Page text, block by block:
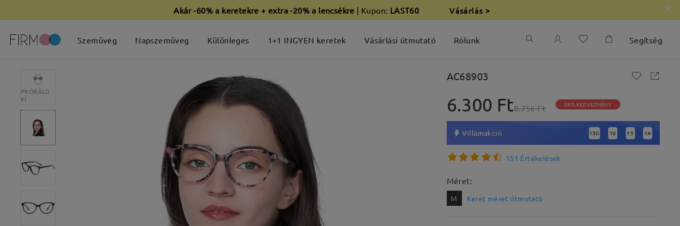
Akár -60% a keretekre + extra -20% a lencsékre | Kupon: LAST60 Vásárlás >
Szemüveg Napszemüveg Különleges 1+1 INGYEN keretek Vásárlási útmutató Rólunk Segítség
PRÓBÁLD
KI
AC68903
6.300 Ft8.756 Ft 28% KEDVEZMÉNY
Villámakció 15D : 10 : 15 : 13
151 Értékelések
Méret:
M Keret méret útmutató